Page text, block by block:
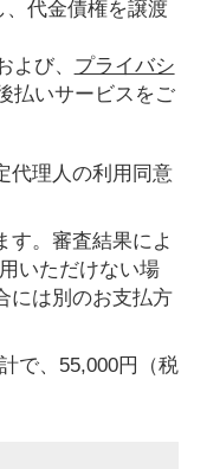
、代金債権を譲渡
よび、 プライバシ
払いサービスをご
代理人の利用同意
す。審査結果によ
いただけない場
には別のお支払方
で、55,000円（税